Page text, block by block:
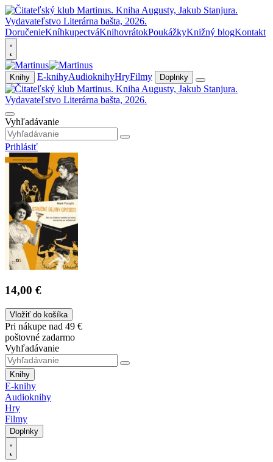
DoručenieKníhkupectváKnihovrátokPoukážkyKnižný blogKontakt
Knihy E-knihyAudioknihyHryFilmy Doplnky
Vyhľadávanie
Prihlásiť
14,00 €
Vložiť do košíka
Pri nákupe nad 49 €
poštovné zadarmo
Vyhľadávanie
Knihy
E-knihy
Audioknihy
Hry
Filmy
Doplnky